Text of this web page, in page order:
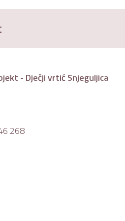
- Dječji vrtić Snjeguljica
268